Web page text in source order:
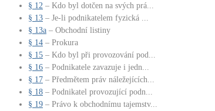
§ 12 – Kdo byl dotčen na svých prá...
§ 13 – Je-li podnikatelem fyzická ...
§ 13a – Obchodní listiny
§ 14 – Prokura
§ 15 – Kdo byl při provozování pod...
§ 16 – Podnikatele zavazuje i jedn...
§ 17 – Předmětem práv náležejících...
§ 18 – Podnikatel provozující podn...
§ 19 – Právo k obchodnímu tajemstv...